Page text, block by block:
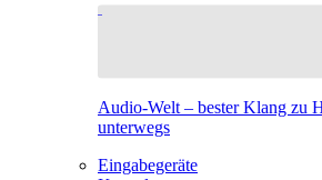
Audio-Welt – bester Klang zu
unterwegs
Eingabegeräte